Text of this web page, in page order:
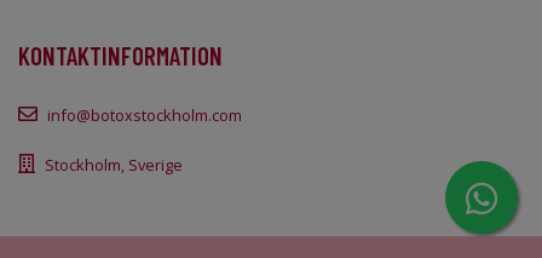
KONTAKTINFORMATION
info@botoxstockholm.com
Stockholm, Sverige